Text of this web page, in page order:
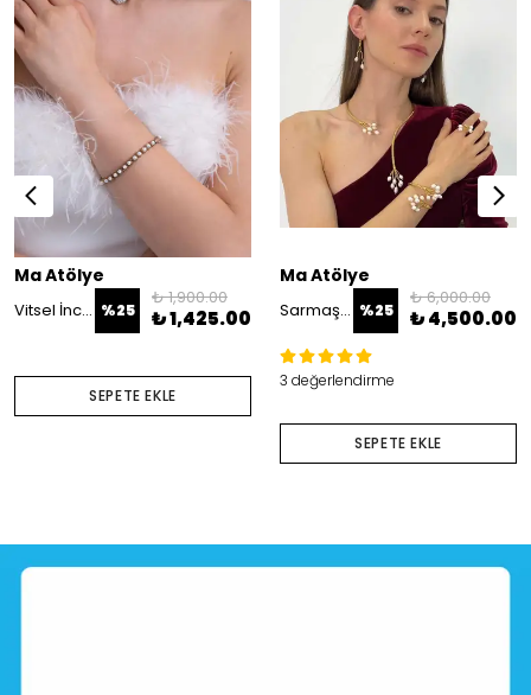
Ma Atölye
Vitsel İnci Taşlı Bileklik %25
₺ 1,900.00
₺ 1,425.00
SEPETE EKLE
Ma Atölye
Sarmaşık İnci Set %25
₺ 6,000.00
₺ 4,500.00
3 değerlendirme
SEPETE EKLE